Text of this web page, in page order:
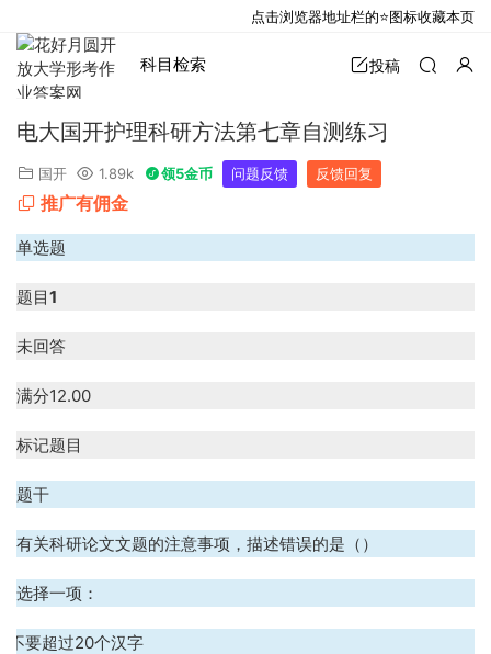
科目检索 投稿
电大国开护理科研方法第七章自测练习
国开 1.89k 领5金币 问题反馈 反馈回复
推广有佣金
单选题
题目1
未回答
满分12.00
标记题目
题干
有关科研论文文题的注意事项，描述错误的是（）
选择一项：
不要超过20个汉字
点击浏览器地址栏的⭐图标收藏本页